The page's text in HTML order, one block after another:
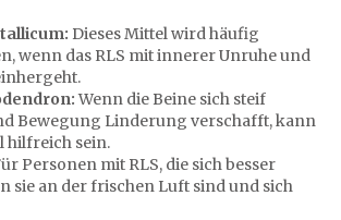
Dieses Mittel wird häufig
wenn das RLS mit innerer Unruhe und
Wenn die Beine sich steif
Bewegung Linderung verschafft, kann
hilfreich sein.
Personen mit RLS, die sich besser
sie an der frischen Luft sind und sich